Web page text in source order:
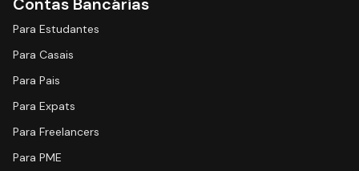
Para Estudantes
Para Casais
Para Pais
Para Expats
Para Freelancers
Para PME